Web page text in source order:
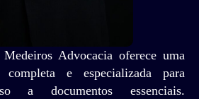
Advocacia oferece uma
completa e especializada para
a documentos essenciais.